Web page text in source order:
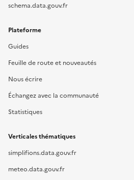
schema.data.gouv.fr
Plateforme
Guides
Feuille de route et nouveautés
Nous écrire
Échangez avec la communauté
Statistiques
Verticales thématiques
simplifions.data.gouv.fr
meteo.data.gouv.fr